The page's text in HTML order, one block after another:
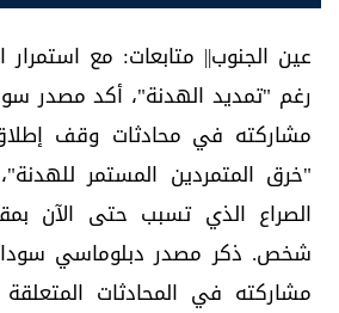
عين الجنوب|| متابعات: مع
رغم "تمديد الهدنة"، أكد مصدر
مشاركته في محادثات وقف
"خرق المتمردين المستمر
شخص. ذكر مصدر دبلوماسي
مشاركته في المحادثات